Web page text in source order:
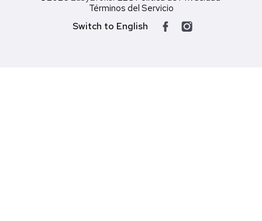
Términos del Servicio
Switch to English